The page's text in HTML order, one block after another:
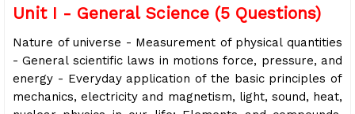
Unit I - General Science (5 Questions)
Nature of universe - Measurement of physical quantities
- General scientific laws in motions force, pressure, and
energy - Everyday application of the basic principles of
mechanics, electricity and magnetism, light, sound, heat,